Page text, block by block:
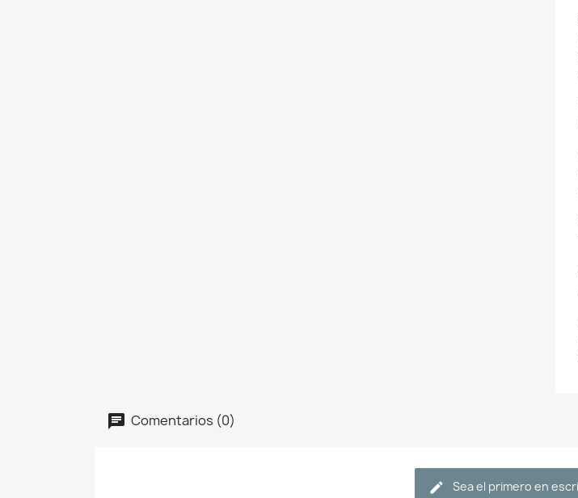
Comentarios (0)
Sea el primero en